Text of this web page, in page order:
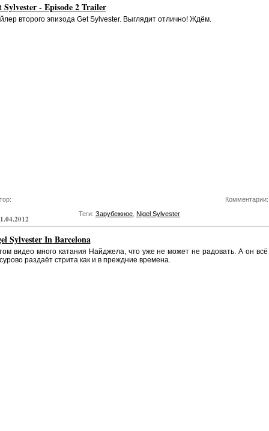
Sylvester - Episode 2 Trailer
второго эпизода Get Sylvester. Выглядит отлично! Ждём.
Комментарии:
Теги: Зарубежное Nigel Sylvester
Sylvester In Barcelona
видео много катания Найджела, что уже не может не радовать. А он всё
раздаёт стрита как и в преждние времена.